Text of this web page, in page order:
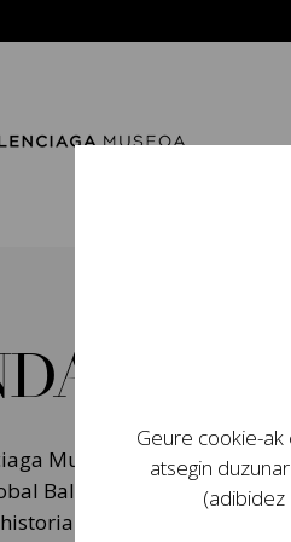
Museoak programazio
Balenciagaren bizitza
izan zuten garrantzia
Geure cookie-
atsegin